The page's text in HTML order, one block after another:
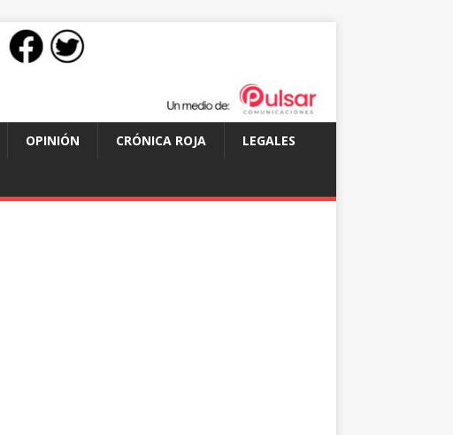
OPINIÓN CRÓNICA ROJA LEGALES